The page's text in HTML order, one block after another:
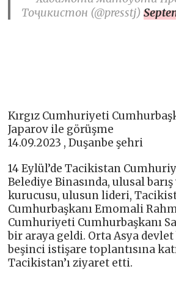
Тоҷикистон (@presstj)
Kırgız Cumhuriyeti
Japarov ile görüşme
14.09.2023 , Duşanbe şehri
14 Eylül’de Tacikistan
Belediye Binasında, ulusal
kurucusu, ulusun lideri,
Cumhurbaşkanı Emomali
Cumhuriyeti Cumhurbaşkanı
bir araya geldi. Orta Asya devlet
beşinci istişare toplantısına
Tacikistan’ı ziyaret etti.